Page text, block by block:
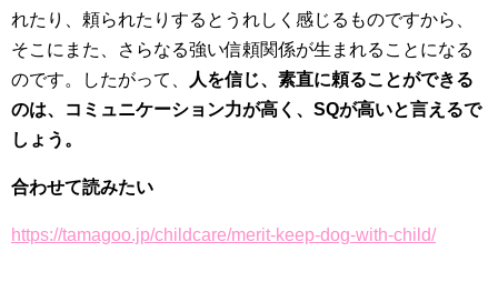
れたり、頼られたりするとうれしく感じるものですから、
そこにまた、さらなる強い信頼関係が生まれることになる
のです。したがって、
人を信じ、素直に頼ることができる
のは、コミュニケーション力が高く、SQが高いと言えるで
しょう。
合わせて読みたい
https://tamagoo.jp/childcare/merit-keep-dog-with-child/